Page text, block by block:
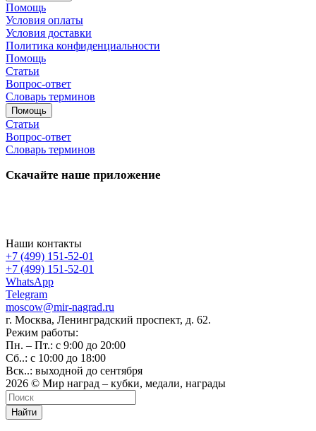
Помощь
Условия оплаты
Условия доставки
Политика конфиденциальности
Помощь
Статьи
Вопрос-ответ
Словарь терминов
Помощь
Статьи
Вопрос-ответ
Словарь терминов
Скачайте наше приложение
Наши контакты
+7 (499) 151-52-01
+7 (499) 151-52-01
WhatsApp
Telegram
moscow@mir-nagrad.ru
г. Москва, Ленинградский проспект, д. 62.
Режим работы:
Пн. – Пт.: с 9:00 до 20:00
Сб..: с 10:00 до 18:00
Вск..: выходной до сентября
2026 © Мир наград – кубки, медали, награды
Найти